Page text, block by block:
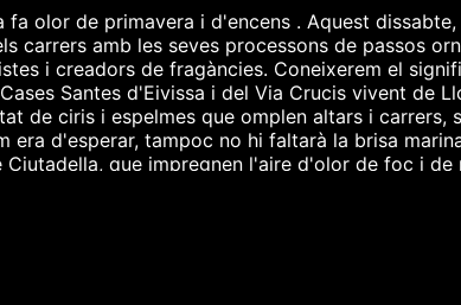
fa olor de primavera i d'encens . Aquest
carrers amb les seves processons de passos
i creadors de fragàncies. Coneixerem el
Santes d'Eivissa i del Via Crucis vivent de
de ciris i espelmes que omplen altars i
era d'esperar, tampoc no hi faltarà la brisa
Ciutadella, que impregnen l'aire d'olor de foc i